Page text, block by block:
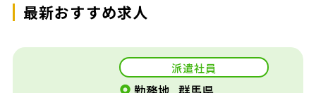
最新おすすめ求人
派遣社員